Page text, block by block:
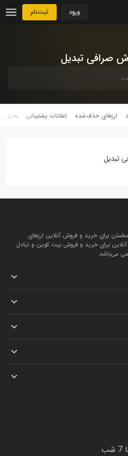
ورود ثبت‌نام
صرافی تبدیل
ارزهای حذف‌شده اعلانات پشتیبانی
تبدیل
برای خرید و فروش آنلاین ارز‌های
برای خرید و فروش بیت کوین و تبادل
می‌باشد.